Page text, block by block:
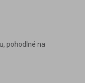
pohodlné na